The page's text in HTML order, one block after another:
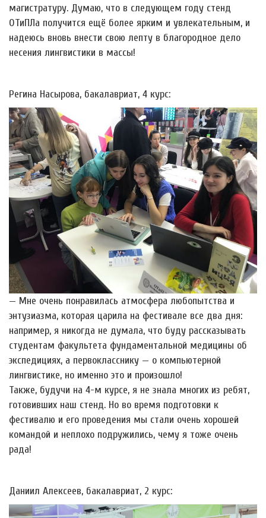
магистратуру. Думаю, что в следующем году стенд
ОТиПЛа получится ещё более ярким и увлекательным, и
надеюсь вновь внести свою лепту в благородное дело
несения лингвистики в массы!
Регина Насырова, бакалавриат, 4 курс:
— Мне очень понравилась атмосфера любопытства и
энтузиазма, которая царила на фестивале все два дня:
например, я никогда не думала, что буду рассказывать
студентам факультета фундаментальной медицины об
экспедициях, а первокласснику — о компьютерной
лингвистике, но именно это и произошло!
Также, будучи на 4-м курсе, я не знала многих из ребят,
готовивших наш стенд. Но во время подготовки к
фестивалю и его проведения мы стали очень хорошей
командой и неплохо подружились, чему я тоже очень
рада!
Даниил Алексеев, бакалавриат, 2 курс: